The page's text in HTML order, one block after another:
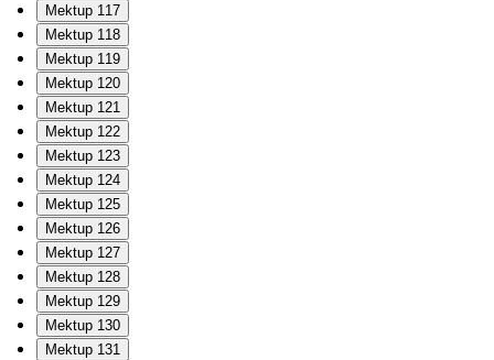
Mektup 117
Mektup 118
Mektup 119
Mektup 120
Mektup 121
Mektup 122
Mektup 123
Mektup 124
Mektup 125
Mektup 126
Mektup 127
Mektup 128
Mektup 129
Mektup 130
Mektup 131